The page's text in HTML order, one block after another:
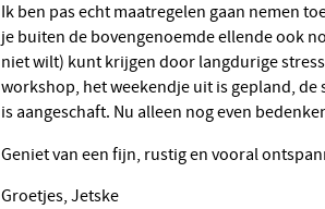
Ik ben pas echt maatregelen gaan nemen toen ik van dermatologe Dr. Patricia Wexl begreep dat
je buiten de bovengenoemde ellende ook
niet wilt) kunt krijgen door langdurige
workshop, het weekendje uit is gepland,
is aangeschaft. Nu alleen nog even
Geniet van een fijn, rustig en vooral
Groetjes, Jetske